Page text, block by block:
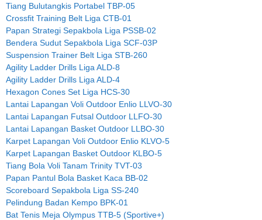
Tiang Bulutangkis Portabel TBP-05
Crossfit Training Belt Liga CTB-01
Papan Strategi Sepakbola Liga PSSB-02
Bendera Sudut Sepakbola Liga SCF-03P
Suspension Trainer Belt Liga STB-260
Agility Ladder Drills Liga ALD-8
Agility Ladder Drills Liga ALD-4
Hexagon Cones Set Liga HCS-30
Lantai Lapangan Voli Outdoor Enlio LLVO-30
Lantai Lapangan Futsal Outdoor LLFO-30
Lantai Lapangan Basket Outdoor LLBO-30
Karpet Lapangan Voli Outdoor Enlio KLVO-5
Karpet Lapangan Basket Outdoor KLBO-5
Tiang Bola Voli Tanam Trinity TVT-03
Papan Pantul Bola Basket Kaca BB-02
Scoreboard Sepakbola Liga SS-240
Pelindung Badan Kempo BPK-01
Bat Tenis Meja Olympus TTB-5 (Sportive+)